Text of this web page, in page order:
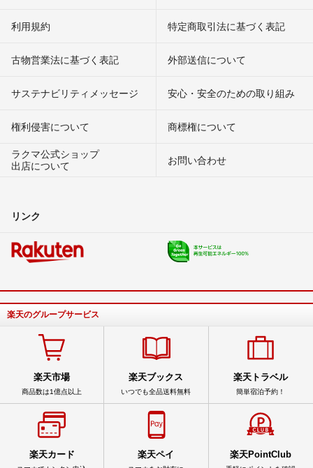
利用規約 特定商取引法に基づく表記
古物営業法に基づく表記 外部送信について
サステナビリティメッセージ 安心・安全のための取り組み
権利侵害について
商標権について
ラクマ公式ショップ
出店について
お問い合わせ
リンク
楽天のグループサービス
楽天市場
商品数は1億点以上
楽天ブックス
いつでも全品送料無料
楽天トラベル
簡単宿泊予約！
楽天カード 楽天ペイ 楽天PointClub